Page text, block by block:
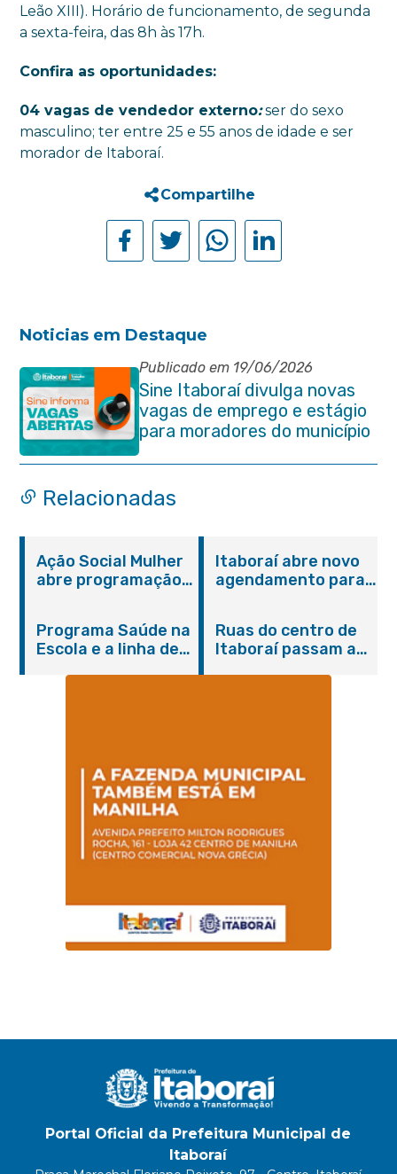
Leão XIII). Horário de funcionamento, de segunda
a sexta-feira, das 8h às 17h.
Confira as oportunidades:
04 vagas de vendedor externo:ser do sexo
masculino; ter entre 25 e 55 anos de idade e ser
morador de Itaboraí.
Compartilhe
Noticias em Destaque
Publicado em 19/06/2026
Sine Itaboraí divulga novas
vagas de emprego e estágio
para moradores do município
Relacionadas
Ação Social Mulher
abre programação
serviços gratuitos e
orientações
Itaboraí abre novo
agendamento para
Programa Saúde na
Escola e a linha de
Magalhães Seabra
Ruas do centro de
Itaboraí passam a
Portal Oficial da Prefeitura Municipal de
Itaboraí